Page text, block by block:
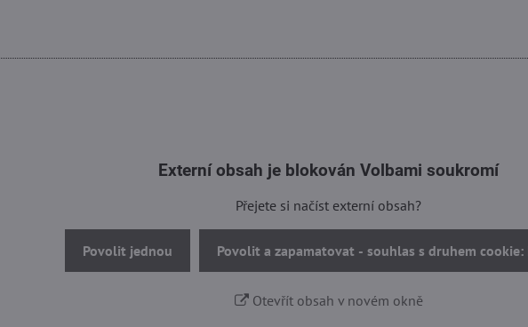
Externí obsah je blokován Volbami soukromí
Přejete si načíst externí obsah?
Povolit jednou Povolit a zapamatovat - souhlas s druhem cookie:
Otevřít obsah v novém okně